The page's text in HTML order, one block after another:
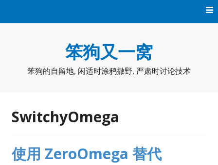
笨狗又一窝
笨狗的自留地, 闲适时涂鸦撒野, 严肃时讨论技术
SwitchyOmega
使用 ZeroOmega 替代